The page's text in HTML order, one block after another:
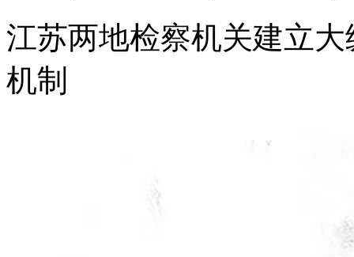
江苏两地检察机关建立
机制